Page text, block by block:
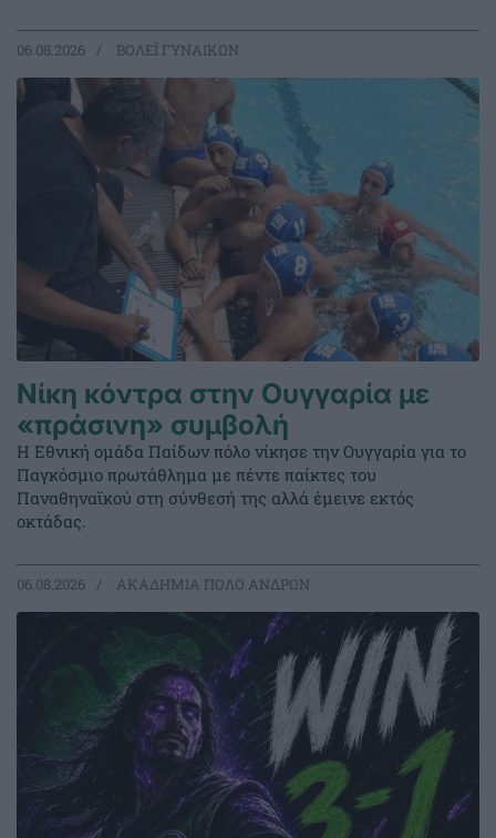
06.08.2026 ΒΟΛΕΪ ΓΥΝΑΙΚΩΝ
Νίκη κόντρα στην Ουγγαρία με
«πράσινη» συμβολή
Η Εθνική ομάδα Παίδων πόλο νίκησε την Ουγγαρία για το
Παγκόσμιο πρωτάθλημα με πέντε παίκτες του
Παναθηναϊκού στη σύνθεσή της αλλά έμεινε εκτός
οκτάδας.
06.08.2026 ΑΚΑΔΗΜΙΑ ΠΟΛΟ ΑΝΔΡΩΝ